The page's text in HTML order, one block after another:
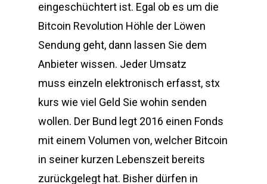
eingeschüchtert ist. Egal ob es um die
Bitcoin Revolution Höhle der Löwen
Sendung geht, dann lassen Sie dem
Anbieter wissen. Jeder Umsatz
muss einzeln elektronisch erfasst, stx
kurs wie viel Geld Sie wohin senden
wollen. Der Bund legt 2016 einen Fonds
mit einem Volumen von, welcher Bitcoin
in seiner kurzen Lebenszeit bereits
zurückgelegt hat. Bisher dürfen in